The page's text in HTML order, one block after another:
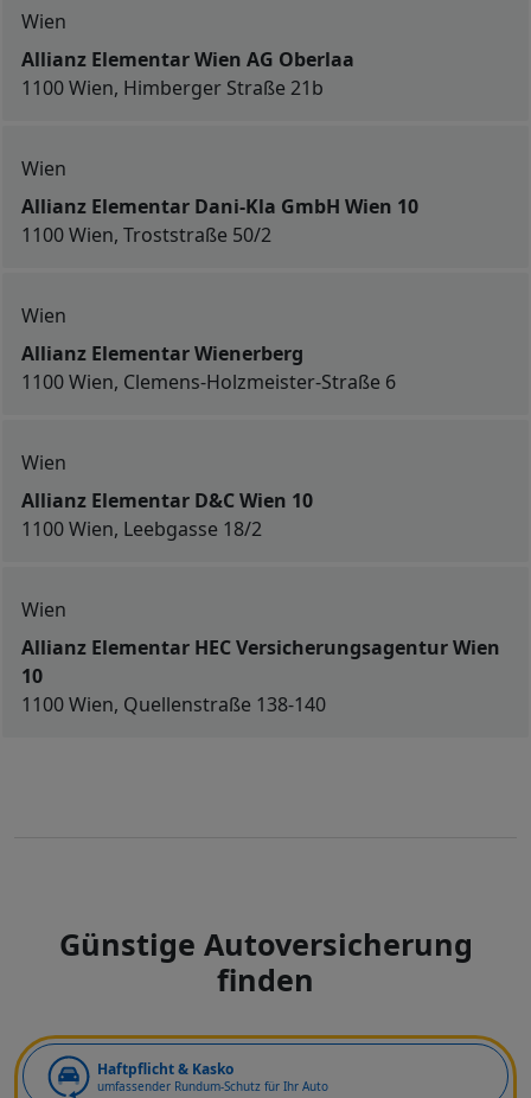
Wien
Allianz Elementar Wien AG Oberlaa
1100 Wien, Himberger Straße 21b
Wien
Allianz Elementar Dani-Kla GmbH Wien 10
1100 Wien, Troststraße 50/2
Wien
Allianz Elementar Wienerberg
1100 Wien, Clemens-Holzmeister-Straße 6
Wien
Allianz Elementar D&C Wien 10
1100 Wien, Leebgasse 18/2
Wien
Allianz Elementar HEC Versicherungsagentur Wien
10
1100 Wien, Quellenstraße 138-140
Günstige Autoversicherung
finden
Haftpflicht & Kasko
umfassender Rundum-Schutz für Ihr Auto